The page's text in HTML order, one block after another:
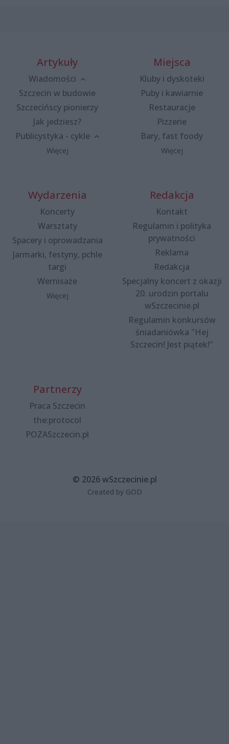
Artykuły
Wiadomości
Szczecin w budowie
Szczecińscy pionierzy
Jak jedziesz?
Publicystyka - cykle
Więcej
Miejsca
Kluby i dyskoteki
Puby i kawiarnie
Restauracje
Pizzerie
Bary, fast foody
Więcej
Wydarzenia
Koncerty
Warsztaty
Spacery i oprowadzania
Jarmarki, festyny, pchle
targi
Wernisaże
Więcej
Redakcja
Kontakt
Regulamin i polityka
prywatności
Reklama
Redakcja
Specjalny koncert z okazji
20. urodzin portalu
wSzczecinie.pl
Regulamin konkursów
śniadaniówka "Hej
Szczecin! Jest piątek!"
Partnerzy
Praca Szczecin
the:protocol
POZASzczecin.pl
© 2026 wSzczecinie.pl
Created by GOD